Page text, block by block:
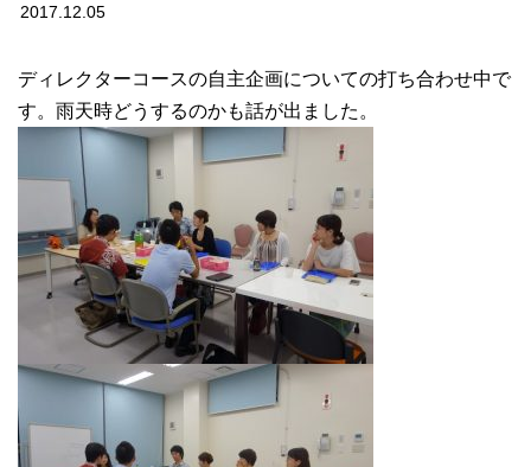
2017.12.05
ディレクターコースの自主企画についての打ち合わせ中で
す。雨天時どうするのかも話が出ました。